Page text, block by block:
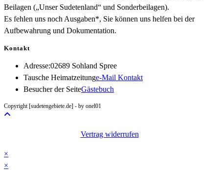
Beilagen („Unser Sudetenland“ und Sonderbeilagen).
Es fehlen uns noch Ausgaben*, Sie können uns helfen bei der
Aufbewahrung und Dokumentation.
Kontakt
Adresse:02689 Sohland Spree
Tausche Heimatzeitunge-Mail KontaktOpens
Besucher der SeiteGästebuch
Copyright [sudetengebiete.de] - by onel01
Vertrag widerrufen
×
×